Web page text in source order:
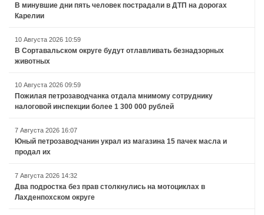
В минувшие дни пять человек пострадали в ДТП на дорогах
Карелии
10 Августа 2026 10:59
В Сортавальском округе будут отлавливать безнадзорных
животных
10 Августа 2026 09:59
Пожилая петрозаводчанка отдала мнимому сотруднику
налоговой инспекции более 1 300 000 рублей
7 Августа 2026 16:07
Юный петрозаводчанин украл из магазина 15 пачек масла и
продал их
7 Августа 2026 14:32
Два подростка без прав столкнулись на мотоциклах в
Лахденпохском округе